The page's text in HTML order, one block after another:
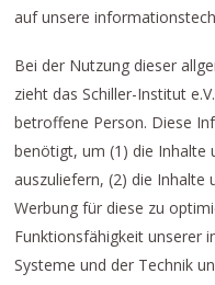
auf unsere
Bei der Nutzung dieser
zieht das Schiller-Institut
betroffene Person. Diese
benötigt, um (1) die Inhalte
auszuliefern, (2) die Inhalte
Werbung für diese zu
Funktionsfähigkeit unserer
Systeme und der Technik